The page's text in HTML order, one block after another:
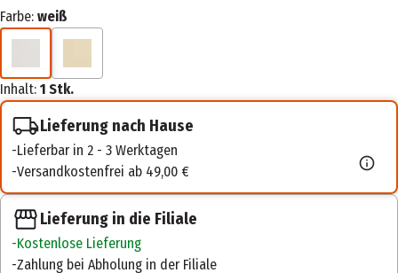
Farbe: weiß
Inhalt: 1 Stk.
Lieferung nach Hause
Lieferbar in 2 - 3 Werktagen
Versandkostenfrei ab 49,00 €
Lieferung in die Filiale
Kostenlose Lieferung
Zahlung bei Abholung in der Filiale